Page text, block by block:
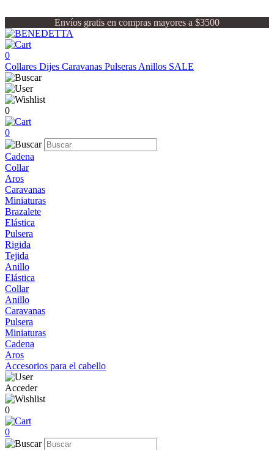
Envíos gratis en compras mayores a $3500
0
Collares Dijes Caravanas Pulseras Anillos SALE
0
0
Cadena
Collar
Aros
Caravanas
Miniaturas
Brazalete
Elástica
Pulsera
Rigida
Tejida
Anillo
Elástica
Collar
Anillo
Caravanas
Pulsera
Miniaturas
Cadena
Aros
Accesorios para el cabello
Acceder
0
0